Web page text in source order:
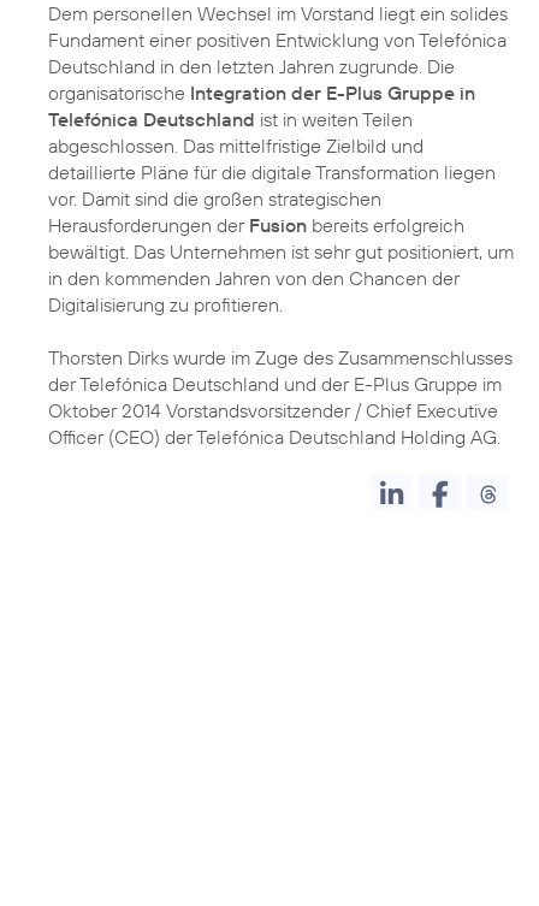
Dem personellen Wechsel im Vorstand liegt ein solides
Fundament einer positiven Entwicklung von Telefónica
Deutschland in den letzten Jahren zugrunde. Die
organisatorische Integration der E-Plus Gruppe in
Telefónica Deutschland ist in weiten Teilen
abgeschlossen. Das mittelfristige Zielbild und
detaillierte Pläne für die digitale Transformation liegen
vor. Damit sind die großen strategischen
Herausforderungen der Fusion bereits erfolgreich
bewältigt. Das Unternehmen ist sehr gut positioniert, um
in den kommenden Jahren von den Chancen der
Digitalisierung zu profitieren.
Thorsten Dirks wurde im Zuge des Zusammenschlusses
der Telefónica Deutschland und der E-Plus Gruppe im
Oktober 2014 Vorstandsvorsitzender / Chief Executive
Officer (CEO) der Telefónica Deutschland Holding AG.